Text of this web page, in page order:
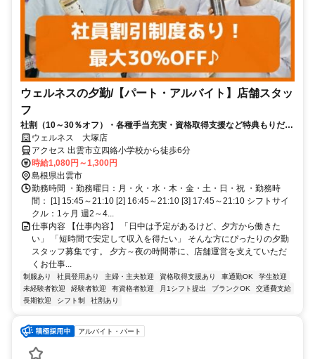
ウェルネスの夕勤/【パート・アルバイト】店舗スタッ
フ
社割（10～30％オフ）・各種手当充実・資格取得支援など特典もりだく
さん！未経験スタートがほとんど♪
ウェルネス 大塚店
アクセス 出雲市立四絡小学校から徒歩6分
時給1,080円～1,300円
島根県出雲市
勤務時間 ・勤務曜日：月・火・水・木・金・土・日・祝 ・勤務時
間： [1] 15:45～21:10 [2] 16:45～21:10 [3] 17:45～21:10 シフトサイ
クル：1ヶ月 週2～4...
仕事内容 【仕事内容】 「日中は予定があるけど、夕方から働きた
い」 「短時間で安定して収入を得たい」 そんな方にぴったりの夕勤
スタッフ募集です。 夕方～夜の時間帯に、店舗運営を支えていただ
くお仕事...
制服あり 社員登用あり 主婦・主夫歓迎 資格取得支援あり 車通勤OK
学生歓迎
未経験者歓迎
経験者歓迎 有資格者歓迎 月1シフト提出 ブランクOK
交通費支給
長期歓迎
シフト制 社割あり
アルバイト・パート